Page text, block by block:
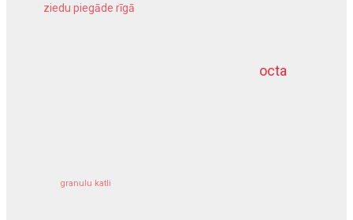
octa
ziedu piegāde rīgā
granulu katli
dziļurbums